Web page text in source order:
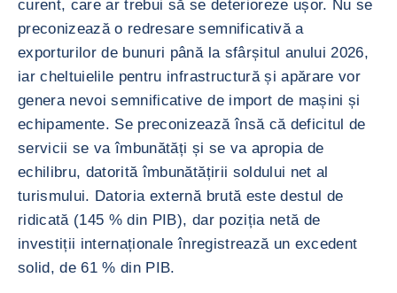
curent, care ar trebui să se deterioreze ușor. Nu se
preconizează o redresare semnificativă a
exporturilor de bunuri până la sfârșitul anului 2026,
iar cheltuielile pentru infrastructură și apărare vor
genera nevoi semnificative de import de mașini și
echipamente. Se preconizează însă că deficitul de
servicii se va îmbunătăți și se va apropia de
echilibru, datorită îmbunătățirii soldului net al
turismului. Datoria externă brută este destul de
ridicată (145 % din PIB), dar poziția netă de
investiții internaționale înregistrează un excedent
solid, de 61 % din PIB.